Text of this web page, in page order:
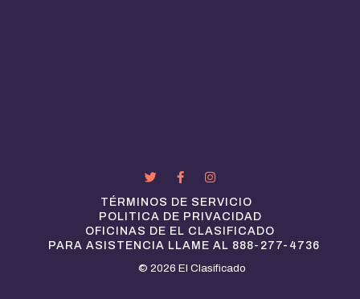
TÉRMINOS DE SERVICIO
POLITICA DE PRIVACIDAD
OFICINAS DE EL CLASIFICADO
PARA ASISTENCIA LLAME AL 888-277-4736
© 2026 El Clasificado